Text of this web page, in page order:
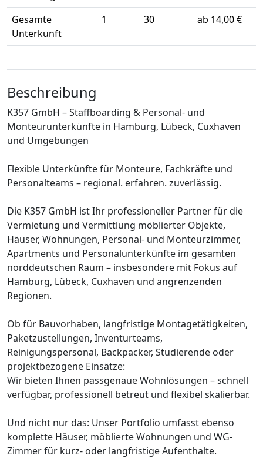
Gesamte
Unterkunft
1 30 ab 14,00 €
Beschreibung
K357 GmbH – Staffboarding & Personal- und
Monteurunterkünfte in Hamburg, Lübeck, Cuxhaven
und Umgebungen
Flexible Unterkünfte für Monteure, Fachkräfte und
Personalteams – regional. erfahren. zuverlässig.
Die K357 GmbH ist Ihr professioneller Partner für die
Vermietung und Vermittlung möblierter Objekte,
Häuser, Wohnungen, Personal- und Monteurzimmer,
Apartments und Personalunterkünfte im gesamten
norddeutschen Raum – insbesondere mit Fokus auf
Hamburg, Lübeck, Cuxhaven und angrenzenden
Regionen.
Ob für Bauvorhaben, langfristige Montagetätigkeiten,
Paketzustellungen, Inventurteams,
Reinigungspersonal, Backpacker, Studierende oder
projektbezogene Einsätze:
Wir bieten Ihnen passgenaue Wohnlösungen – schnell
verfügbar, professionell betreut und flexibel skalierbar.
Und nicht nur das: Unser Portfolio umfasst ebenso
komplette Häuser, möblierte Wohnungen und WG-
Zimmer für kurz- oder langfristige Aufenthalte.